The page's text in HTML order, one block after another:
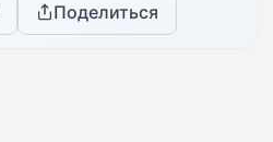
Поделиться